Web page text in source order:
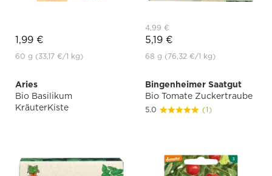
1,99 €
60 g (33,17 €/1 kg)
4,99 €
5,19 €
68 g (76,32 €/1 kg)
Aries
Bio Basilikum
KräuterKiste
Bingenheimer Saatgut
Bio Tomate Zuckertraube
5.0 (1)